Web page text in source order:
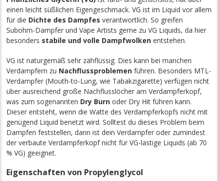
einen leicht süßlichen Eigengeschmack. VG ist im Liquid vor allem
für die Dichte des Dampfes verantwortlich. So greifen
Subohm-Dampfer und Vape Artists gerne zu VG Liquids, da hier
besonders stabile und volle Dampfwolken entstehen.
VG ist naturgemäß sehr zähflüssig. Dieskann bei manchen
Verdampfern zu Nachflussproblemen führen. Besonders MTL-
Verdampfer (Mouth-to-Lung, wie Tabakzigarette) verfügen nicht
über ausreichend große Nachflusslöcher am Verdampferkopf,
was zum sogenannten Dry Burn oder Dry Hit führen kann.
Dieser entsteht, wenn die Watte des Verdampferkopfs nicht mit
genügend Liquid benetzt wird. Solltest du dieses Problem beim
Dampfen feststellen, dann ist dein Verdampfer oder zumindest
der verbaute Verdampferkopf nicht für VG-lastige Liquids (ab 70
% VG) geeignet.
Eigenschaften von Propylenglycol